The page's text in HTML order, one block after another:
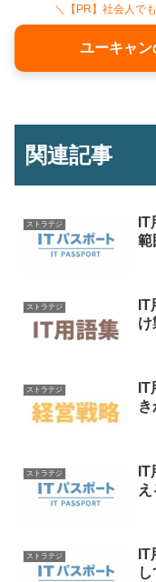
＼【PR】社会人で
ユーキャ
関連記事
ストラテジ
範
ストラテジ
け
ストラテジ
き
ストラテジ
え
ストラテジ